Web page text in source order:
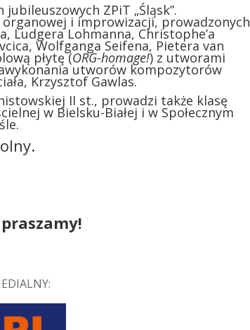
ZPiT „Śląsk”.
i improwizacji, prowadzonych
Ludgera Lohmanna, Christophe’a
Wolfganga Seifena, Pietera van
płytę (ORG-homage!) z utworami
utworów kompozytorów
Krzysztof Gawlas.
II st., prowadzi także klasę
w Bielsku-Białej i w Społecznym